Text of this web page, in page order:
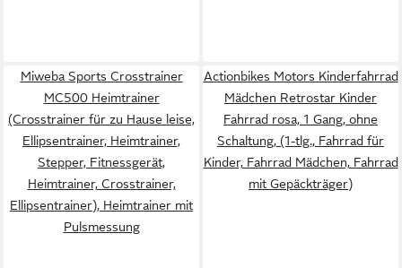
Miweba Sports Crosstrainer
MC500 Heimtrainer
(Crosstrainer für zu Hause leise,
Ellipsentrainer, Heimtrainer,
Stepper, Fitnessgerät,
Heimtrainer, Crosstrainer,
Ellipsentrainer), Heimtrainer mit
Pulsmessung
Actionbikes Motors Kinderfahrrad
Mädchen Retrostar Kinder
Fahrrad rosa, 1 Gang, ohne
Schaltung, (1-tlg., Fahrrad für
Kinder, Fahrrad Mädchen, Fahrrad
mit Gepäckträger)